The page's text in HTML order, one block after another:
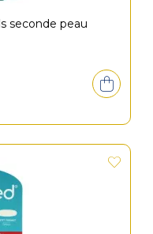
seconde peau